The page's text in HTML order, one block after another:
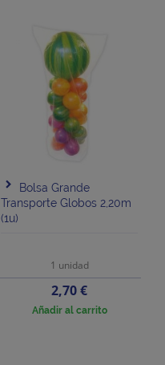
Bolsa Grande
Transporte Globos 2,20m
(1u)
1 unidad
Precio
2,70 €
Añadir al carrito